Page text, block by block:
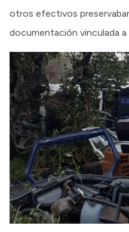
otros efectivos
documentación vinculada a